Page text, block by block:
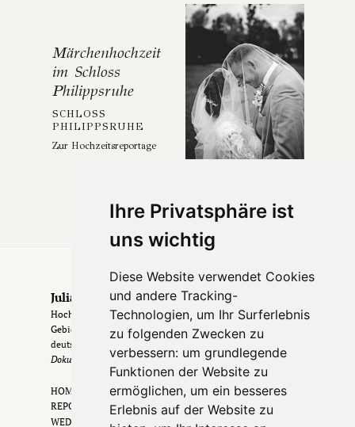
Ihre Privatsphäre ist
uns wichtig
Diese Website verwendet Cookies
und andere Tracking-
Technologien, um Ihr Surferlebnis
zu folgenden Zwecken zu
verbessern: um grundlegende
Funktionen der Website zu
ermöglichen, um ein besseres
Erlebnis auf der Website zu
Märchenhochzeit
im Schloss
Philippsruhe
SCHLOSS
PHILIPPSRUHE
Zur Hochzeitsreportage
Julia & Erik
Hochzeitsfotografen aus Frankfurt & dem Rhein-Main-
Gebiet
. Hochzeiten in Frankfurt, im Rheingau &
deutschlandweit.
Dokumentarisch. Zeitlos. Echt.
HOME
REPORTAGEN
WEDDING FILM